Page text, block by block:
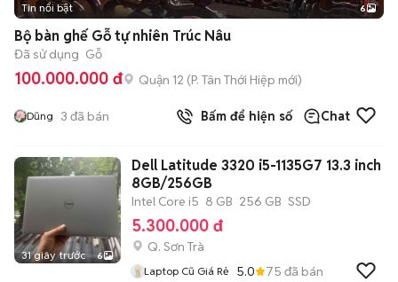
+2
Tin nổi bật 6
Bộ bàn ghế Gỗ tự nhiên Trúc Nâu
Đã sử dụng Gỗ
100.000.000 đ Quận 12 (P. Tân Thới Hiệp mới)
Dũng 3 đã bán Bấm để hiện số Chat
31 giây trước 6
Dell Latitude 3320 i5-1135G7 13.3 inch
8GB/256GB
Intel Core i5 8 GB 256 GB SSD
5.300.000 đ
Q. Sơn Trà
Laptop Cũ Giá Rẻ 5.0 75 đã bán